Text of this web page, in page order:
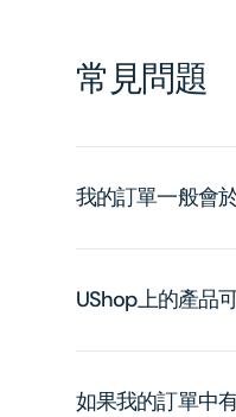
常見問題
我的訂單一般會
UShop上的產品
如果我的訂單中